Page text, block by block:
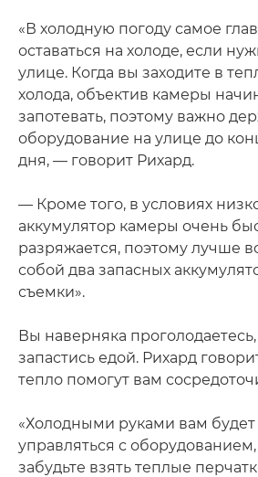
«В холодную погоду самое
оставаться на холоде, если
улице. Когда вы заходите в
холода, объектив камеры
запотевать, поэтому важно
оборудование на улице до
дня, — говорит Рихард.
— Кроме того, в условиях
аккумулятор камеры очень
разряжается, поэтому лучше
собой два запасных
съемки».
Вы наверняка
запастись едой. Рихард
тепло помогут вам
«Холодными руками вам
управляться с
забудьте взять теплые